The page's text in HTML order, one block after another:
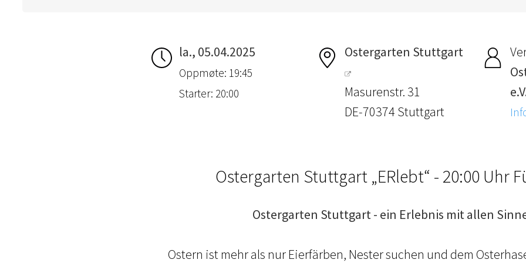
la., 05.04.2025
Oppmøte: 19:45
Starter: 20:00
Ostergarten Stuttgart
Masurenstr. 31
DE-70374 Stuttgart
Ostergarten Stuttgart „ERlebt“ - 20:00 Uhr
Ostergarten Stuttgart - ein Erlebnis mit allen
Ostern ist mehr als nur Eierfärben, Nester suchen und dem